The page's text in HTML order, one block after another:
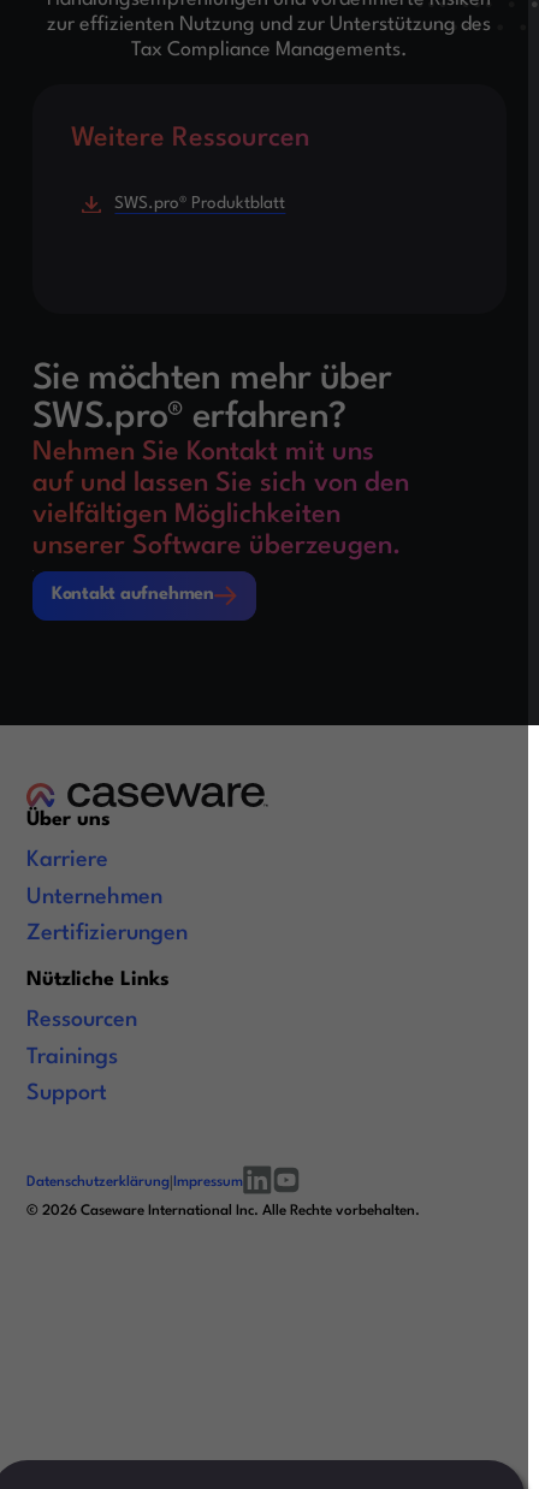
zur effizienten Nutzung und zur Unterstützung des
Tax Compliance Managements.
Weitere Ressourcen
SWS.pro® Produktblatt
Sie möchten mehr über
SWS.pro® erfahren?
Nehmen Sie Kontakt mit uns
auf und lassen Sie sich von den
vielfältigen Möglichkeiten
unserer Software überzeugen.
Kontakt aufnehmen
Kontakt aufnehmen
Über uns
Karriere
Unternehmen
Zertifizierungen
Nützliche Links
Ressourcen
Trainings
Support
©2026 Caseware International Inc. Alle Rechte vorbehalten.
Datenschutzerklärung Impressum
linkedinyoutube